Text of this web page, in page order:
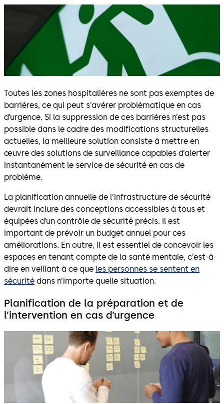
Toutes les zones hospitalières ne sont pas exemptes de
barrières, ce qui peut s’avérer problématique en cas
d’urgence. Si la suppression de ces barrières n’est pas
possible dans le cadre des modifications structurelles
actuelles, la meilleure solution consiste à mettre en
œuvre des solutions de surveillance capables d’alerter
instantanément le service de sécurité en cas de
problème.
La planification annuelle de l’infrastructure de sécurité
devrait inclure des conceptions accessibles à tous et
équipées d’un contrôle de sécurité précis. Il est
important de prévoir un budget annuel pour ces
améliorations. En outre, il est essentiel de concevoir les
espaces en tenant compte de la santé mentale, c’est-à-
dire en veillant à ce que les personnes se sentent en
sécurité dans n’importe quelle situation.
Planification de la préparation et de
l’intervention en cas d’urgence